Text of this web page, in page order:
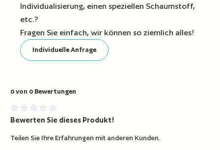
Individualisierung, einen speziellen Schaumstoff,
etc.?
Fragen Sie einfach, wir können so ziemlich alles!
Individuelle Anfrage
0 von 0 Bewertungen
Durchschnittliche Bewertung von 0 von 5 Sternen
Bewerten Sie dieses Produkt!
Teilen Sie Ihre Erfahrungen mit anderen Kunden.